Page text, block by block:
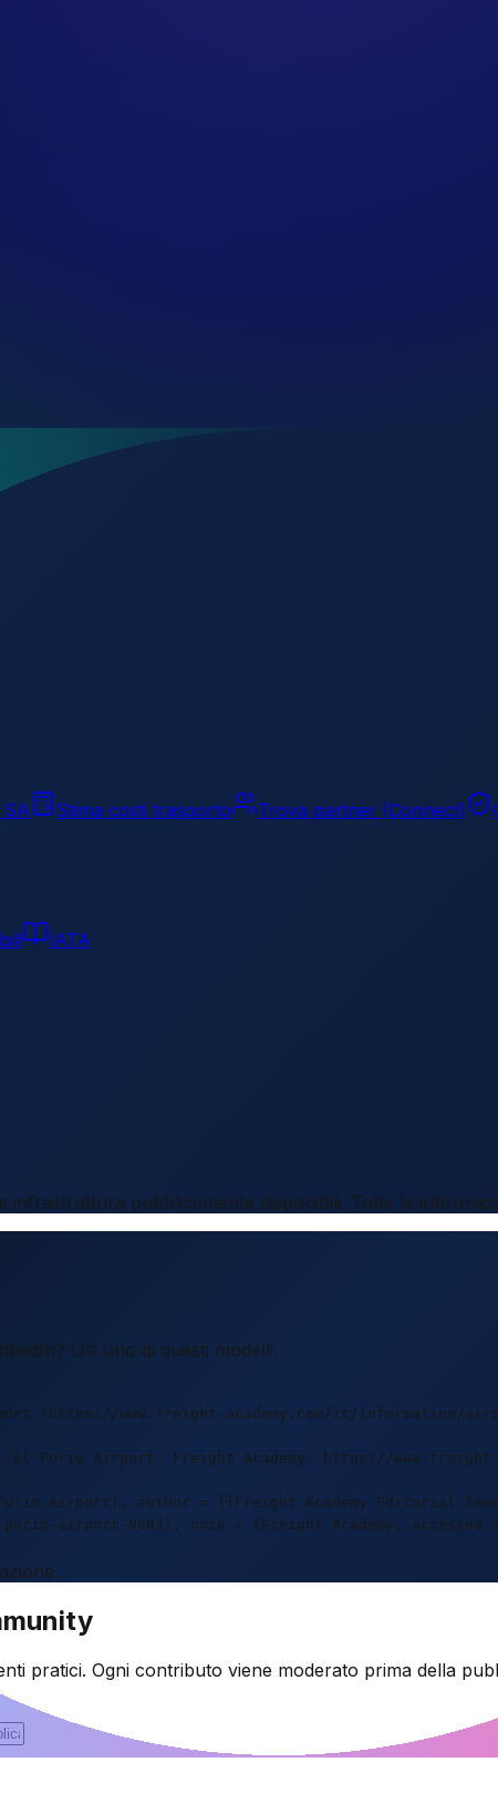
Stima costi trasporto Trova partner (Connect)
IATA
infrastruttura pubblicamente disponibili. Tutte le
Usi uno di questi modelli.
(https://www.freight-academy.com/it/information/
El Purio Airport. Freight Academy. https://
Airport}, author = {{Freight Academy Editorial
airport-9683}, note = {Freight Academy, accessed
pratici. Ogni contributo viene moderato prima della